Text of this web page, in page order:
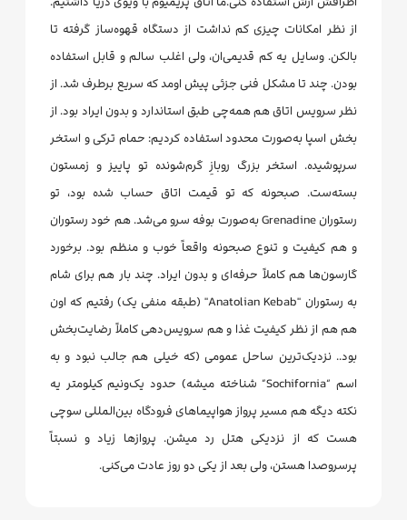
از نظر امکانات چیزی کم نداشت از دستگاه قهوه‌ساز گرفته تا
بالکن. وسایل یه کم قدیمی‌ان، ولی اغلب سالم و قابل استفاده
بودن. چند تا مشکل فنی جزئی پیش اومد که سریع برطرف شد. از
نظر سرویس اتاق هم همه‌چی طبق استاندارد و بدون ایراد بود. از
بخش اسپا به‌صورت محدود استفاده کردیم: حمام ترکی و استخر
سرپوشیده. استخر بزرگ روبازِ گرم‌شونده تو پاییز و زمستون
بسته‌ست. صبحونه که تو قیمت اتاق حساب شده بود، تو
رستوران Grenadine به‌صورت بوفه سرو می‌شد. هم خود رستوران
و هم کیفیت و تنوع صبحونه واقعاً خوب و منظم بود. برخورد
گارسون‌ها هم کاملاً حرفه‌ای و بدون ایراد. چند بار هم برای شام
به رستوران "Anatolian Kebab" (طبقه منفی یک) رفتیم که اون
هم هم از نظر کیفیت غذا و هم سرویس‌دهی کاملاً رضایت‌بخش
بود.. نزدیک‌ترین ساحل عمومی (که خیلی هم جالب نبود و به
اسم “Sochifornia” شناخته میشه) حدود یک‌ونیم کیلومتر یه
نکته دیگه هم مسیر پرواز هواپیماهای فرودگاه بین‌المللی سوچی
هست که از نزدیکی هتل رد میشن. پروازها زیاد و نسبتاً
پرسروصدا هستن، ولی بعد از یکی دو روز عادت می‌کنی.